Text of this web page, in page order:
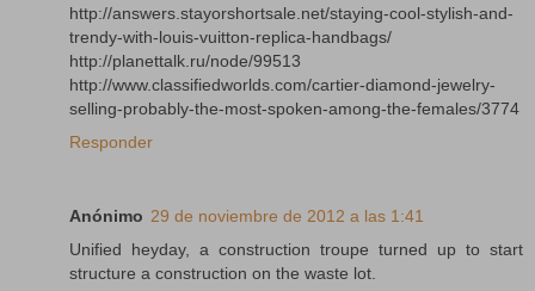
http://answers.stayorshortsale.net/staying-cool-stylish-and-
trendy-with-louis-vuitton-replica-handbags/
http://planettalk.ru/node/99513
http://www.classifiedworlds.com/cartier-diamond-jewelry-
selling-probably-the-most-spoken-among-the-females/3774
Responder
Anónimo 29 de noviembre de 2012 a las 1:41
Unified heyday, a construction troupe turned up to start
structure a construction on the waste lot.